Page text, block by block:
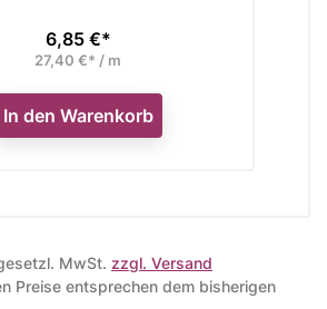
Preis
6,85 €*
27,40 €* / m
In den Warenkorb
MwSt. zzgl. Versand
Preise entsprechen dem bisherigen